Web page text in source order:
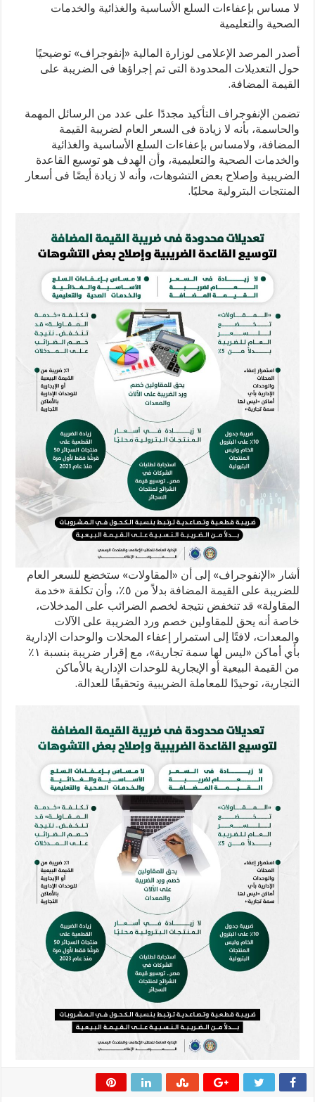
لا مساس بإعفاءات السلع الأساسية والغذائية والخدمات
الصحية والتعليمية
أصدر المرصد الإعلامى لوزارة المالية «إنفوجراف» توضيحيًا
حول التعديلات المحدودة التى تم إجراؤها فى الضريبة على
القيمة المضافة.
تضمن الإنفوجراف التأكيد مجددًا على عدد من الرسائل المهمة
والحاسمة، بأنه لا زيادة فى السعر العام لضريبة القيمة
المضافة، ولامساس بإعفاءات السلع الأساسية والغذائية
والخدمات الصحية والتعليمية، وأن الهدف هو توسيع القاعدة
الضريبية وإصلاح بعض التشوهات، وأنه لا زيادة أيضًا فى أسعار
المنتجات البترولية محليًا.
أشار «الإنفوجراف» إلى أن «المقاولات» ستخضع للسعر العام
للضريبة على القيمة المضافة بدلاً من ٥٪، وأن تكلفة «خدمة
المقاولة» قد تنخفض نتيجة لخصم الضرائب على المدخلات،
خاصة أنه يحق للمقاولين خصم ورد الضريبة على الآلات
والمعدات، لافتًا إلى استمرار إعفاء المحلات والوحدات الإدارية
بأي أماكن «ليس لها سمة تجارية»، مع إقرار ضريبة بنسبة ١٪؜
من القيمة البيعية أو الإيجارية للوحدات الإدارية بالأماكن
التجارية، توحيدًا للمعاملة الضريبية وتحقيقًا للعدالة.